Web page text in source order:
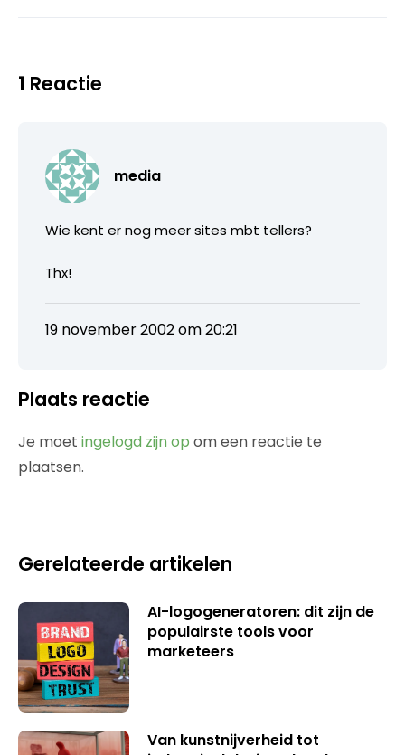
1 Reactie
media
Wie kent er nog meer sites mbt tellers?
Thx!
19 november 2002 om 20:21
Plaats reactie
Je moet ingelogd zijn op om een reactie te
plaatsen.
Gerelateerde artikelen
AI-logogeneratoren: dit zijn de
populairste tools voor
marketeers
Van kunstnijverheid tot